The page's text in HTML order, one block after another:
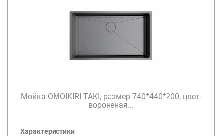
Мойка OMOIKIRI TAKI, размер 740*440*200, цвет-
вороненая...
Характеристики